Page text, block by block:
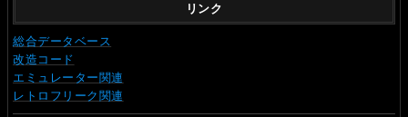
リンク
総合データベース
改造コード
エミュレーター関連
レトロフリーク関連